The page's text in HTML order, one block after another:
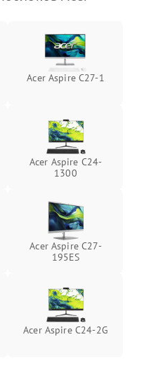
Подробнее →
Подробнее →
Подробнее →
Подробнее →
Acer Aspire C27-1
Acer Aspire C24-
1300
Acer Aspire C27-
195ES
Acer Aspire C24-2G